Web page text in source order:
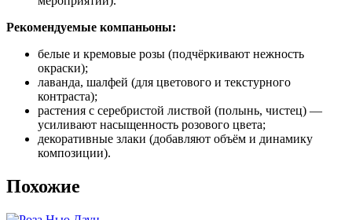
Рекомендуемые компаньоны:
белые и кремовые розы (подчёркивают нежность
окраски);
лаванда, шалфей (для цветового и текстурного
контраста);
растения с серебристой листвой (полынь, чистец) —
усиливают насыщенность розового цвета;
декоративные злаки (добавляют объём и динамику
композиции).
Похожие